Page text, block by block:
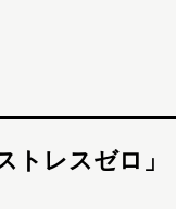
トレスゼロ